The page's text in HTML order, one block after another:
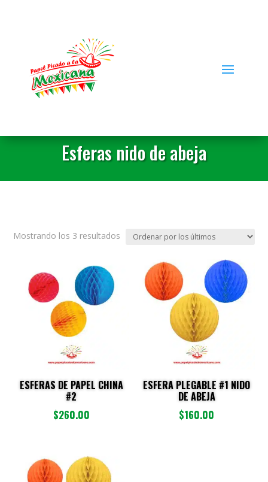
Esferas nido de abeja
Mostrando los 3 resultados Ordenado
últimos
ESFERAS DE PAPEL CHINA
#2
$260.00
ESFERA PLEGABLE #1 NIDO
DE ABEJA
$160.00